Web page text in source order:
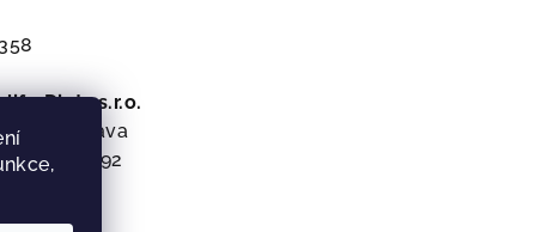
life Diets s.r.o.
30 Ostrava